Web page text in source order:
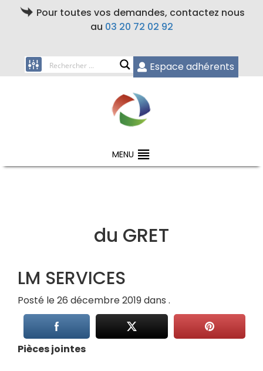
Pour toutes vos demandes, contactez nous
au 03 20 72 02 92
Espace adhérents
MENU
du GRET
LM SERVICES
Posté le 26 décembre 2019 dans .
Pièces jointes